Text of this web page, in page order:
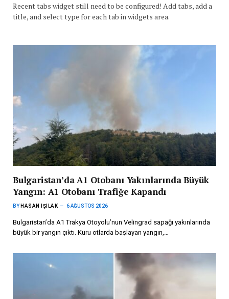
Recent tabs widget still need to be configured! Add tabs, add a
title, and select type for each tab in widgets area.
Bulgaristan’da A1 Otobanı Yakınlarında Büyük
Yangın: A1 Otobanı Trafiğe Kapandı
BY HASAN IŞILAK 6 AĞUSTOS 2026
Bulgaristan’da A1 Trakya Otoyolu’nun Velingrad sapağı yakınlarında
büyük bir yangın çıktı. Kuru otlarda başlayan yangın,…